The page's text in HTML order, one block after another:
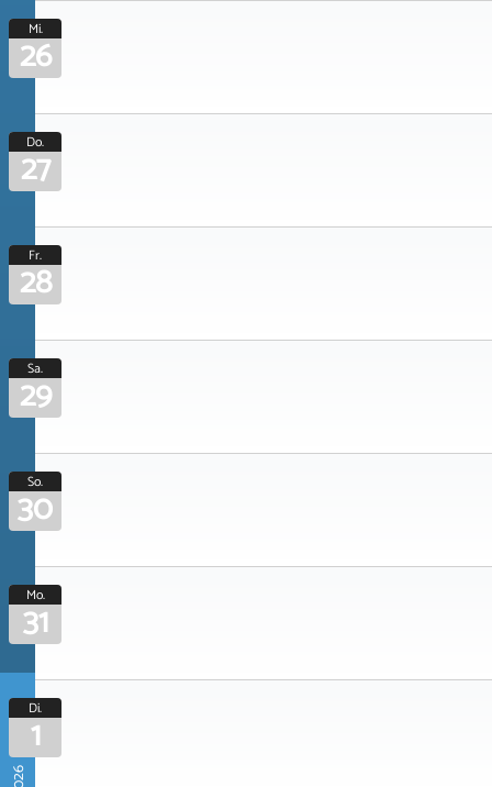
Mi.
26
Do.
27
Fr.
28
Sa.
29
So.
30
Mo.
31
Di.
1